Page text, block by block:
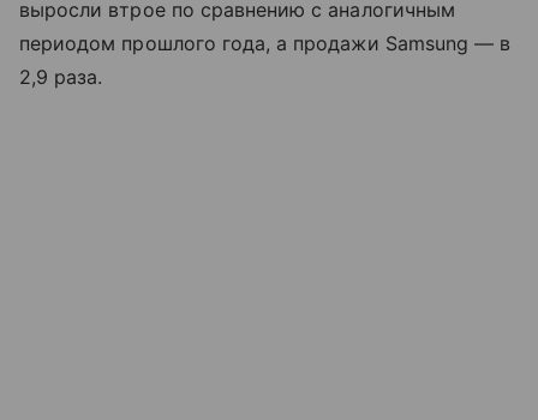
выросли втрое по сравнению с аналогичным
периодом прошлого года, а продажи Samsung — в
2,9 раза.